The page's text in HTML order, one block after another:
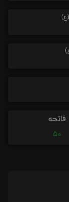
فاتحه
50